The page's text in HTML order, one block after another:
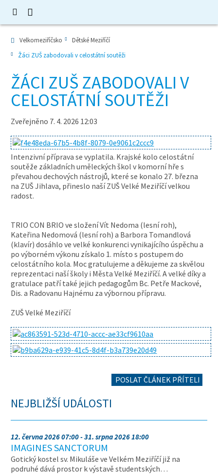
Velkomeziříčsko
Dětské Meziříčí
Žáci ZUŠ zabodovali v celostátní soutěži
ŽÁCI ZUŠ ZABODOVALI V
CELOSTÁTNÍ SOUTĚŽI
Zveřejněno 7. 4. 2026 12:03
Intenzivní příprava se vyplatila. Krajské kolo celostátní
soutěže základních uměleckých škol v komorní hře s
převahou dechových nástrojů, které se konalo 27. března
na ZUŠ Jihlava, přineslo naší ZUŠ Velké Meziříčí velkou
radost.
TRIO CON BRIO ve složení Vít Nedoma (lesní roh),
Kateřina Nedomová (lesní roh) a Barbora Tomandlová
(klavír) dosáhlo ve velké konkurenci vynikajícího úspěchu a
po výborném výkonu získalo 1. místo s postupem do
celostátního kola. Moc gratulujeme a děkujeme za skvělou
reprezentaci naší školy i Města Velké Meziříčí. A velké díky a
gratulace patří také jejich pedagogům Bc. Petře Mackové,
Dis. a Radovanu Hajnému za výbornou přípravu.
ZUŠ Velké Meziříčí
POSLAT ČLÁNEK PŘÍTELI
NEJBLIŽŠÍ UDÁLOSTI
12. června 2026 07:00 - 31. srpna 2026 18:00
IMAGINES SANCTORUM
Gotický kostel sv. Mikuláše ve Velkém Meziříčí již na
podruhé dává prostor k výstavě studentských…